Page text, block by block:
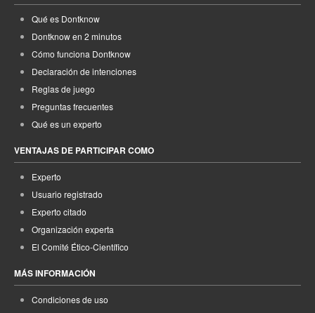
Qué es Dontknow
Dontknow en 2 minutos
Cómo funciona Dontknow
Declaración de intenciones
Reglas de juego
Preguntas frecuentes
Qué es un experto
VENTAJAS DE PARTICIPAR COMO
Experto
Usuario registrado
Experto citado
Organización experta
El Comité Ético-Científico
MÁS INFORMACIÓN
Condiciones de uso